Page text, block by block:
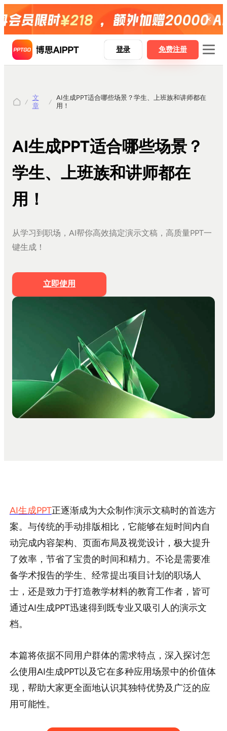
博思AIPPT
博思白板boardmix
博思设计Pixso
AI一键生成PPT
文档生成PPT
思维导图生成PPT
文字转PPT
帮助中心
PPT技巧
登录 免费注册
文
章
AI生成PPT适合哪些场景？学生、上班族和讲师都在
用！
AI生成PPT适合哪些场景？
学生、上班族和讲师都在
用！
从学习到职场，AI帮你高效搞定演示文稿，高质量PPT一
键生成！
立即使用
AI生成PPT正逐渐成为大众制作演示文稿时的首选方
案。与传统的手动排版相比，它能够在短时间内自
动完成内容架构、页面布局及视觉设计，极大提升
了效率，节省了宝贵的时间和精力。不论是需要准
备学术报告的学生、经常提出项目计划的职场人
士，还是致力于打造教学材料的教育工作者，皆可
通过AI生成PPT迅速得到既专业又吸引人的演示文
档。
本篇将依据不同用户群体的需求特点，深入探讨怎
么使用AI生成PPT以及它在多种应用场景中的价值体
现，帮助大家更全面地认识其独特优势及广泛的应
用可能性。